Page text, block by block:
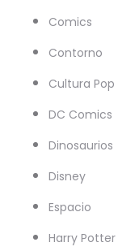
Comics
Contorno
Cultura Pop
DC Comics
Dinosaurios
Disney
Espacio
Harry Potter